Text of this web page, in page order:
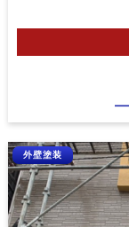
外壁塗装